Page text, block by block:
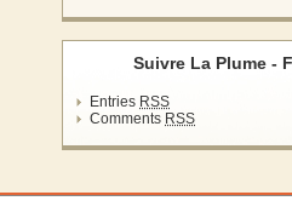
Suivre La Plume -
Entries RSS
Comments RSS